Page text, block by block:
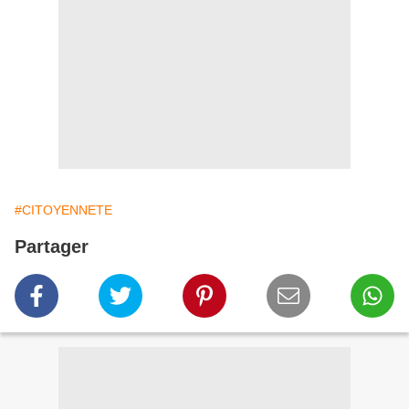
#CITOYENNETE
Partager